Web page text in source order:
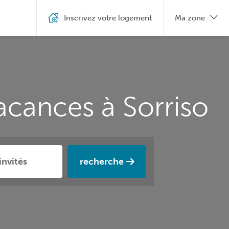
à Sorriso
recherche
Inscrivez votre logement Ma zone